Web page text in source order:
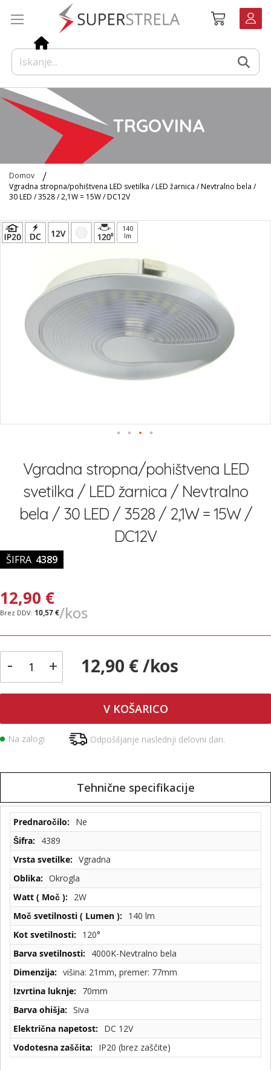
Košarica
TRGOVINA
Domov
Vgradna stropna/pohištvena LED svetilka / LED žarnica / Nevtralno bela /
30 LED / 3528 / 2,1W = 15W / DC12V
Preskoči
na
140
lm
začetekVgradna stropna/pohištvena LED
svetilka / LED žarnica / Nevtralno
bela / 30 LED / 3528 / 2,1W = 15W /
DC12V
ŠIFRA 4389
12,90 €
10,57 €/kos
- + 12,90 € /kos
V KOŠARICO
Na zalogi Odpošiljanje naslednji delovni dan.
Tehnične specifikacije
Tehnične
specifikacije
Ne
4389
Vgradna
Okrogla
2W
140 lm
120°
4000K-Nevtralno bela
višina: 21mm, premer: 77mm
70mm
Siva
DC 12V
IP20 (brez zaščite)